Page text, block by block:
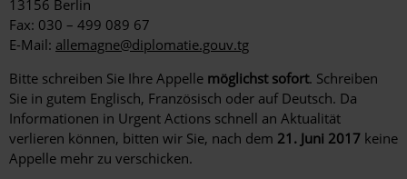
13156 Berlin
Fax: 030 – 499 089 67
E-Mail: allemagne@diplomatie.gouv.tg
Bitte schreiben Sie Ihre Appelle möglichst sofort. Schreiben
Sie in gutem Englisch, Französisch oder auf Deutsch. Da
Informationen in Urgent Actions schnell an Aktualität
verlieren können, bitten wir Sie, nach dem 21. Juni 2017 keine
Appelle mehr zu verschicken.